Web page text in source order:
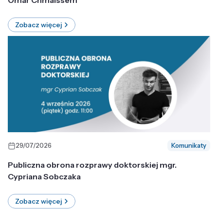
Zobacz więcej
29/07/2026 Komunikaty
Publiczna obrona rozprawy doktorskiej mgr.
Cypriana Sobczaka
Zobacz więcej